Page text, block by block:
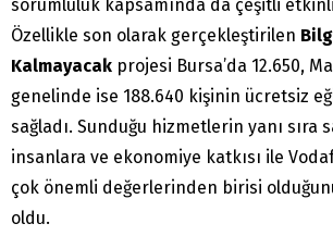
sorumluluk kapsamında da çeşitli
Özellikle son olarak gerçekleştirilen
Kalmayacak projesi Bursa’da 12.650,
genelinde ise 188.640 kişinin ücretsiz
sağladı. Sunduğu hizmetlerin yanı sıra
insanlara ve ekonomiye katkısı ile
çok önemli değerlerinden birisi
oldu.